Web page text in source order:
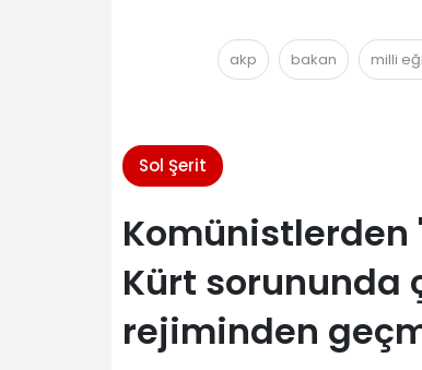
akp bakan milli
Sol Şerit
Komünistlerden
Kürt sorununda
rejiminden